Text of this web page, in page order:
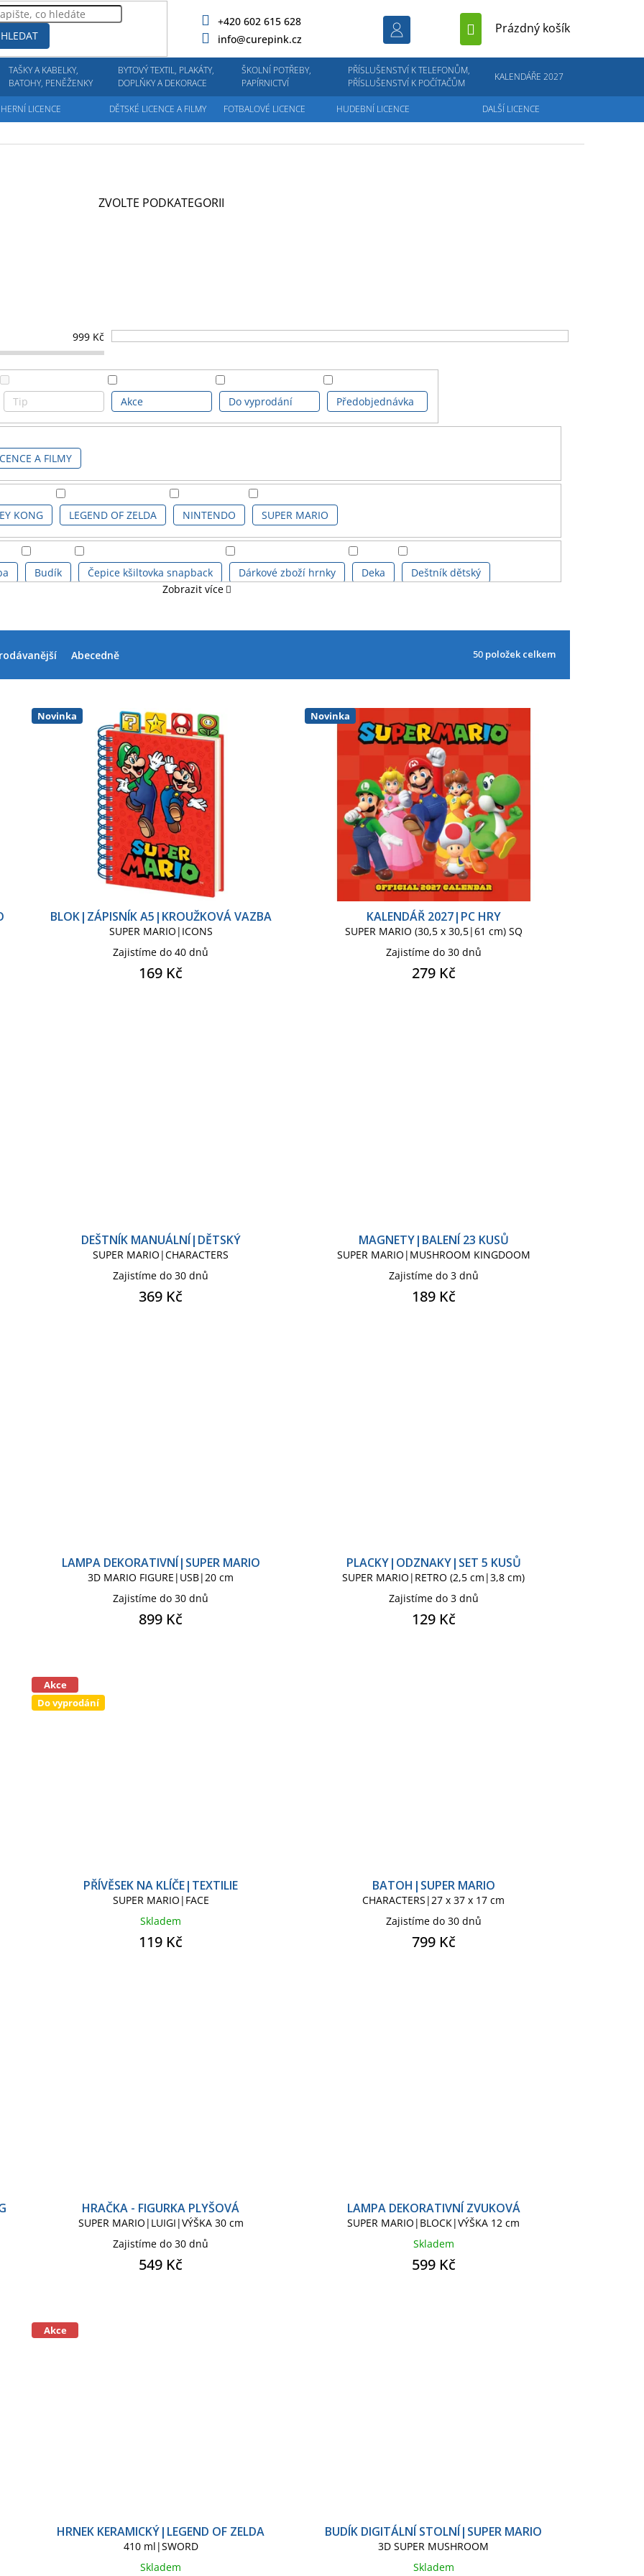
HLEDAT
+420 602 615 628
info@curepink.cz
NÁKUPNÍ
Prázdný košík
TAŠKY A KABELKY,
BATOHY, PENĚŽENKY
BYTOVÝ TEXTIL, PLAKÁTY,
DOPLŇKY A DEKORACE
ŠKOLNÍ POTŘEBY,
PAPÍRNICTVÍ
PŘÍSLUŠENSTVÍ K TELEFONŮM,
PŘÍSLUŠENSTVÍ K POČÍTAČŮM
KALENDÁŘE 2027
HERNÍ LICENCE DĚTSKÉ LICENCE A FILMY FOTBALOVÉ LICENCE HUDEBNÍ LICENCE
DALŠÍ LICENCE
ZVOLTE PODKATEGORII
999 Kč
Tip Akce Do vyprodání Předobjednávka
A FILMY
KONG LEGEND OF ZELDA NINTENDO SUPER MARIO
Budík Čepice kšiltovka snapback Dárkové zboží hrnky Deka Deštník dětský
Papírnické zboží Penál na tužky|Taštička Pokladnička
Zobrazit více
Abecedně 50 položek celkem
Novinka
BLOK|ZÁPISNÍK A5|KROUŽKOVÁ VAZBA
SUPER MARIO|ICONS
Zajistíme do 40 dnů
169 Kč
Novinka
KALENDÁŘ 2027|PC HRY
SUPER MARIO (30,5 x 30,5|61 cm) SQ
Zajistíme do 30 dnů
279 Kč
DEŠTNÍK MANUÁLNÍ|DĚTSKÝ
SUPER MARIO|CHARACTERS
Zajistíme do 30 dnů
369 Kč
MAGNETY|BALENÍ 23 KUSŮ
SUPER MARIO|MUSHROOM KINGDOOM
Zajistíme do 3 dnů
189 Kč
LAMPA DEKORATIVNÍ|SUPER MARIO
3D MARIO FIGURE|USB|20 cm
Zajistíme do 30 dnů
899 Kč
PLACKY|ODZNAKY|SET 5 KUSŮ
SUPER MARIO|RETRO (2,5 cm|3,8 cm)
Zajistíme do 3 dnů
129 Kč
Akce
Do vyprodání
PŘÍVĚSEK NA KLÍČE|TEXTILIE
SUPER MARIO|FACE
Skladem
119 Kč
BATOH|SUPER MARIO
CHARACTERS|27 x 37 x 17 cm
Zajistíme do 30 dnů
799 Kč
HRAČKA - FIGURKA PLYŠOVÁ
SUPER MARIO|LUIGI|VÝŠKA 30 cm
Zajistíme do 30 dnů
549 Kč
LAMPA DEKORATIVNÍ ZVUKOVÁ
SUPER MARIO|BLOCK|VÝŠKA 12 cm
Skladem
599 Kč
Akce
HRNEK KERAMICKÝ|LEGEND OF ZELDA
410 ml|SWORD
Skladem
BUDÍK DIGITÁLNÍ STOLNÍ|SUPER MARIO
3D SUPER MUSHROOM
Skladem